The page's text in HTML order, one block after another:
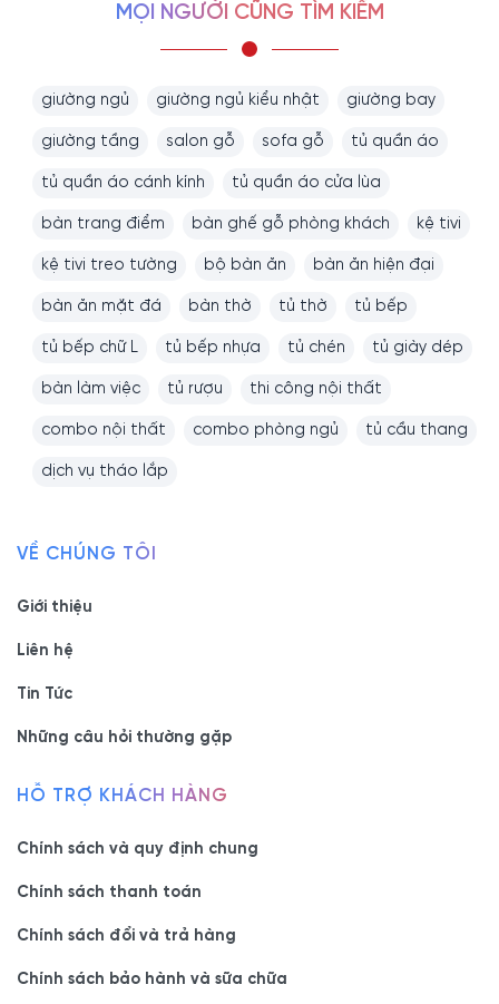
MỌI NGƯỜI CŨNG TÌM KIẾM
giường ngủ giường ngủ kiểu nhật giường bay
giường tầng salon gỗ sofa gỗ tủ quần áo
tủ quần áo cánh kính tủ quần áo cửa lùa
bàn trang điểm bàn ghế gỗ phòng khách kệ tivi
kệ tivi treo tường bộ bàn ăn bàn ăn hiện đại
bàn ăn mặt đá bàn thờ tủ thờ tủ bếp
tủ bếp chữ L tủ bếp nhựa tủ chén tủ giày dép
bàn làm việc tủ rượu thi công nội thất
combo nội thất combo phòng ngủ tủ cầu thang
dịch vụ tháo lắp
VỀ CHÚNG TÔI
Giới thiệu
Liên hệ
Tin Tức
Những câu hỏi thường gặp
HỖ TRỢ KHÁCH HÀNG
Chính sách và quy định chung
Chính sách thanh toán
Chính sách đổi và trả hàng
Chính sách bảo hành và sữa chữa